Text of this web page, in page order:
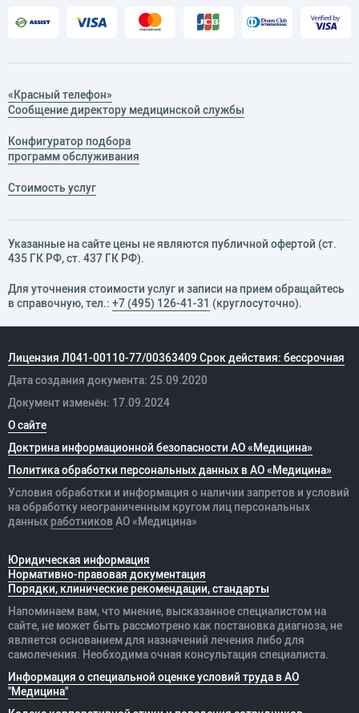
«Красный телефон»
Сообщение директору медицинской службы
Конфигуратор подбора
программ обслуживания
Стоимость услуг
Указанные на сайте цены не являются публичной офертой (ст.
435 ГК РФ, cт. 437 ГК РФ).
Для уточнения стоимости услуг и записи на прием обращайтесь
в справочную, тел.: +7 (495) 126-41-31 (круглосуточно).
Лицензия Л041-00110-77/00363409 Срок действия: бессрочная
Дата создания документа: 25.09.2020
Документ изменён: 17.09.2024
О сайте
Доктрина информационной безопасности АО «Медицина»
Политика обработки персональных данных в АО «Медицина»
Условия обработки и информация о наличии запретов и условий
на обработку неограниченным кругом лиц персональных
данных работников АО «Медицина»
Юридическая информация
Нормативно-правовая документация
Порядки, клинические рекомендации, стандарты
Напоминаем вам, что мнение, высказанное специалистом на
сайте, не может быть рассмотрено как постановка диагноза, не
является основанием для назначений лечения либо для
самолечения. Необходима очная консультация специалиста.
Информация о специальной оценке условий труда в АО
"Медицина"